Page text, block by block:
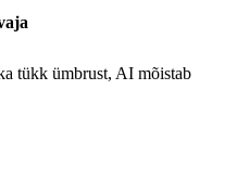
tükk ümbrust, AI mõistab